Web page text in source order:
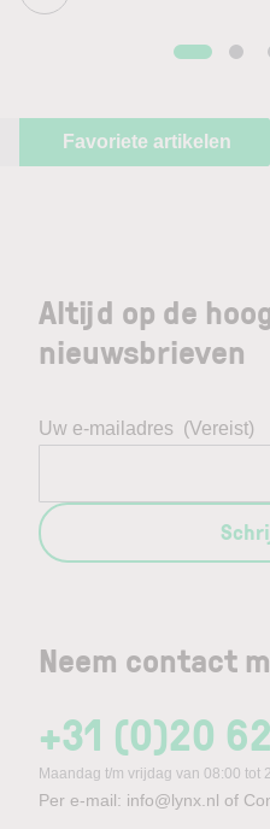
Favoriete artikelen
Neem contact
+31 (0)20
Maandag t/m vrijdag van 08:00 tot
Per e-mail: info@lynx.nl of
Altijd op de
nieuwsbrieven
Uw e-mailadres (Vereist)